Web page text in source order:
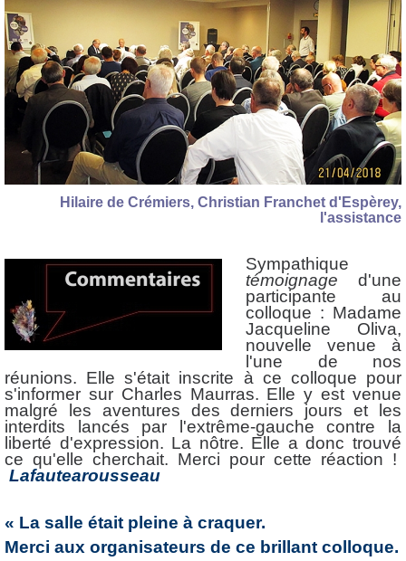
Hilaire de Crémiers, Christian Franchet d'Espèrey,
l'assistance
Sympathique
témoignage d'une
participante au
colloque : Madame
Jacqueline Oliva,
nouvelle venue à
l'une de nos
réunions. Elle s'était inscrite à ce colloque pour
s'informer sur Charles Maurras. Elle y est venue
malgré les aventures des derniers jours et les
interdits lancés par l'extrême-gauche contre la
liberté d'expression. La nôtre. Elle a donc trouvé
ce qu'elle cherchait. Merci pour cette réaction !
Lafautearousseau
« La salle était pleine à craquer.
Merci aux organisateurs de ce brillant colloque.